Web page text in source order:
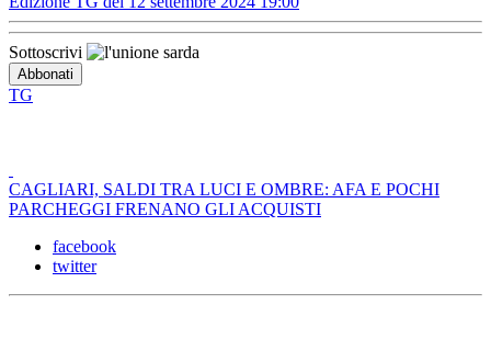
Sottoscrivi
TG
CAGLIARI, SALDI TRA LUCI E OMBRE: AFA E POCHI
PARCHEGGI FRENANO GLI ACQUISTI
facebook
twitter